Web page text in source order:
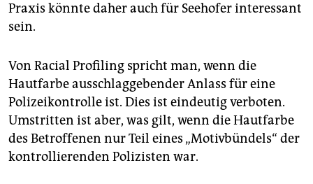
Praxis könnte daher auch für Seehofer interessant
sein.
Von Racial Profiling spricht man, wenn die
Hautfarbe ausschlaggebender Anlass für eine
Polizeikontrolle ist. Dies ist eindeutig verboten.
Umstritten ist aber, was gilt, wenn die Hautfarbe
des Betroffenen nur Teil eines „Motivbündels“ der
kontrollierenden Polizisten war.